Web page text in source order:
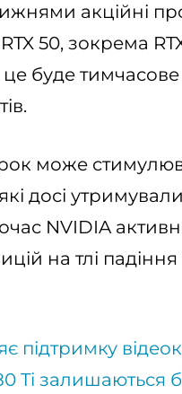
акційні
50, зокрема
буде
може
досі
NVIDIA
на тлі
підтримку
Ti залишаються